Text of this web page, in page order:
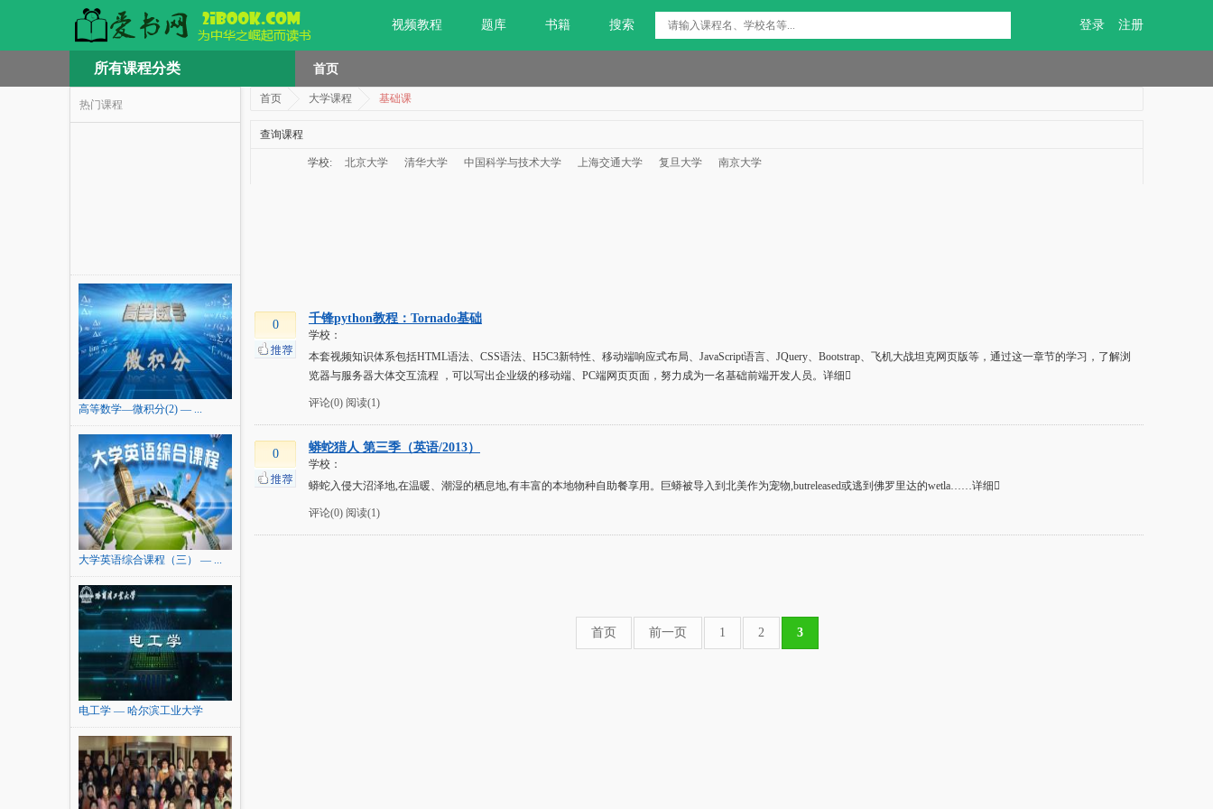
视频教程 题库 书籍 搜索 登录 注册
所有课程分类 首页
热门课程
高等数学—微积分(2) — ...
大学英语综合课程（三） — ...
电工学 — 哈尔滨工业大学
首页 大学课程 基础课
查询课程
学校: 北京大学 清华大学 中国科学与技术大学 上海交通大学 复旦大学 南京大学
0 千锋python教程：Tornado基础
学校：
本套视频知识体系包括HTML语法、CSS语法、H5C3新特性、移动端响应式布局、JavaScript语言、JQuery、Bootstrap、飞机大战坦克网页版等，通过这一章节的学习，了解浏
览器与服务器大体交互流程 ，可以写出企业级的移动端、PC端网页页面，努力成为一名基础前端开发人员。详细
评论(0) 阅读(1)
0 蟒蛇猎人 第三季（英语/2013）
学校：
蟒蛇入侵大沼泽地,在温暖、潮湿的栖息地,有丰富的本地物种自助餐享用。巨蟒被导入到北美作为宠物,butreleased或逃到佛罗里达的wetla……详细
评论(0) 阅读(1)
首页 前一页 1 2 3